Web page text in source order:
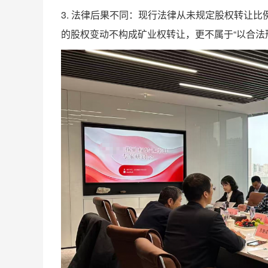
3. 法律后果不同：现行法律从未规定股权转让
的股权变动不构成矿业权转让，更不属于“以合